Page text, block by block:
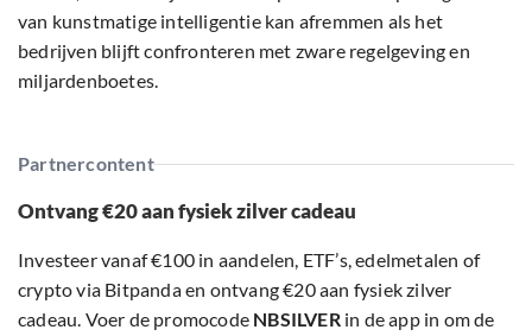
van kunstmatige intelligentie kan afremmen als het
bedrijven blijft confronteren met zware regelgeving en
miljardenboetes.
Partnercontent
Ontvang €20 aan fysiek zilver cadeau
Investeer vanaf €100 in aandelen, ETF’s, edelmetalen of
crypto via Bitpanda en ontvang €20 aan fysiek zilver
cadeau. Voer de promocode NBSILVERin de app in om de